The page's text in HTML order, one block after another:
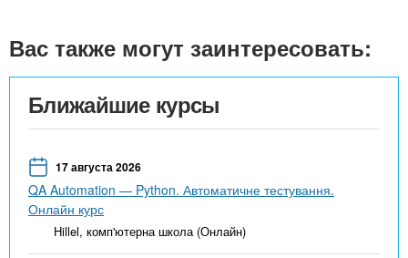
Вас также могут заинтересовать:
Ближайшие курсы
17 августа 2026
QA Automation — Python. Автоматичне тестування.
Онлайн курс
Hillel, комп'ютерна школа (Онлайн)